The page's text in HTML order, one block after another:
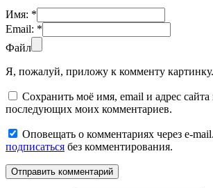
Имя: *
Email: *
Файл
Я, пожалуй, приложу к комменту картинку.
Сохранить моё имя, email и адрес сайта
последующих моих комментариев.
Оповещать о комментариях через e-
подписаться без комментирования.